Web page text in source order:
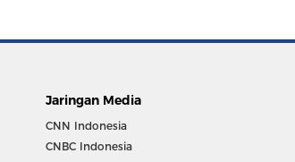
Jaringan Media
CNN Indonesia
CNBC Indonesia